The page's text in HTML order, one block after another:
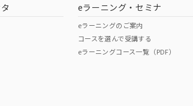
eラーニング・セミナ
eラーニングのご案内
コースを選んで受講する
eラーニングコース一覧（PDF）